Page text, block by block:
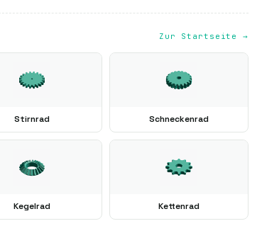
Zur Startseite →
Stirnrad Schneckenrad
Kegelrad Kettenrad